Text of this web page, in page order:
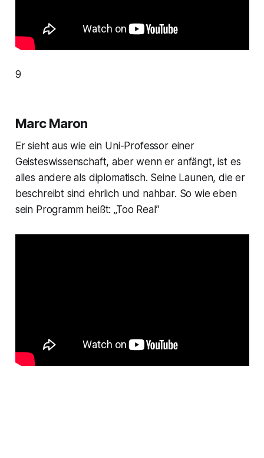
9
Marc Maron
Er sieht aus wie ein Uni-Professor einer
Geisteswissenschaft, aber wenn er anfängt, ist es
alles andere als diplomatisch. Seine Launen, die er
beschreibt sind ehrlich und nahbar. So wie eben
sein Programm heißt: „Too Real”